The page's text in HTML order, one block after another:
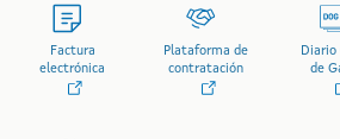
Factura
electrónica
Plataforma de
contratación
Diario
de